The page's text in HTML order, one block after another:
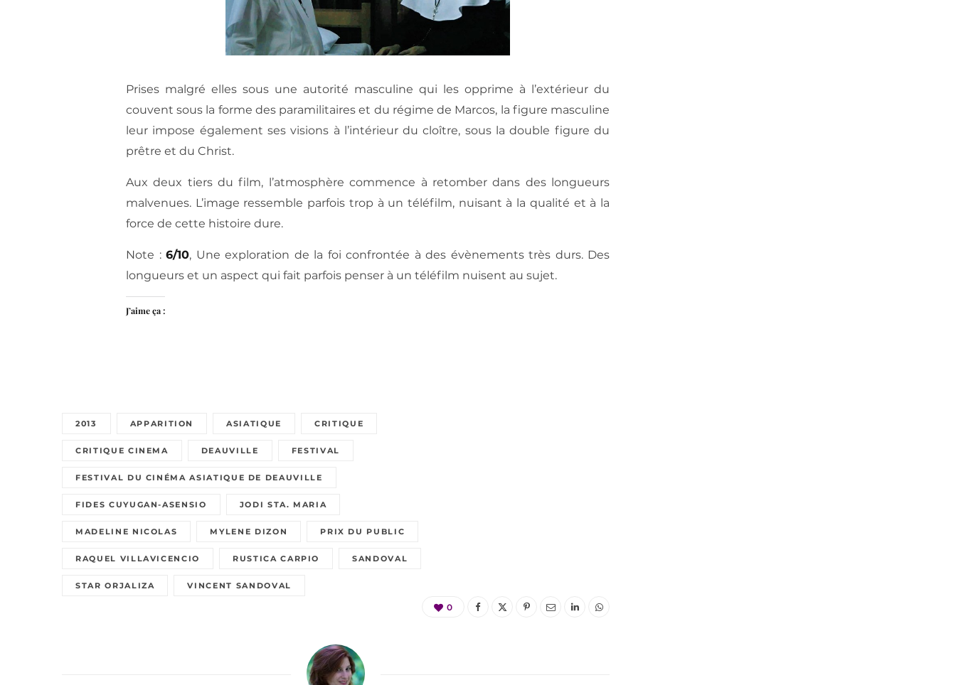
Prises malgré elles sous une autorité masculine qui les opprime à l’extérieur du
couvent sous la forme des paramilitaires et du régime de Marcos, la figure masculine
leur impose également ses visions à l’intérieur du cloître, sous la double figure du
prêtre et du Christ.
Aux deux tiers du film, l’atmosphère commence à retomber dans des longueurs
malvenues. L’image ressemble parfois trop à un téléfilm, nuisant à la qualité et à la
force de cette histoire dure.
Note : 6/10, Une exploration de la foi confrontée à des évènements très durs. Des
longueurs et un aspect qui fait parfois penser à un téléfilm nuisent au sujet.
J’aime ça :
2013 APPARITION ASIATIQUE CRITIQUE
CRITIQUE CINEMA DEAUVILLE FESTIVAL
FESTIVAL DU CINÉMA ASIATIQUE DE DEAUVILLE
FIDES CUYUGAN-ASENSIO JODI STA. MARIA
MADELINE NICOLAS MYLENE DIZON PRIX DU PUBLIC
RAQUEL VILLAVICENCIO RUSTICA CARPIO SANDOVAL
STAR ORJALIZA VINCENT SANDOVAL
0